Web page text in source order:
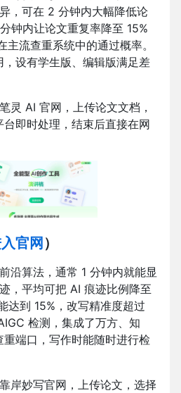
，可在 2 分钟内大幅降低论
钟内让论文重复率降至 15%
主流查重系统中的通过概率。
设有学生版、编辑版满足差
灵 AI 官网，上传论文文档，
即时处理，结束后直接在网
官网 ）
前沿算法，通常 1 分钟内就能显
，平均可把 AI 痕迹比例降至
达到 15%，改写精准度超过
检测，集成了万方、知
重端口，写作时能随时进行检
靠岸妙写官网，上传论文，选择